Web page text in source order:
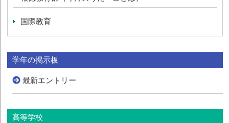
国際教育
学年の掲示板
最新エントリー
高等学校